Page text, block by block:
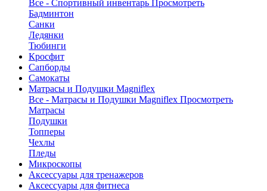
Все - Спортивный инвентарь Просмотреть
Бадминтон
Санки
Ледянки
Тюбинги
Кросфит
Сапборды
Самокаты
Матрасы и Подушки Magniflex
Все - Матрасы и Подушки Magniflex Просмотреть
Матрасы
Подушки
Топперы
Чехлы
Пледы
Микроскопы
Аксессуары для тренажеров
Аксессуары для фитнеса